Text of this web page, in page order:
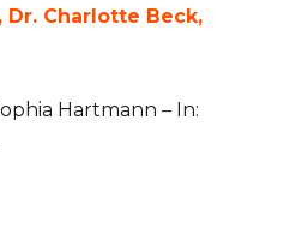
, Dr. Charlotte Beck,
Hartmann – In: